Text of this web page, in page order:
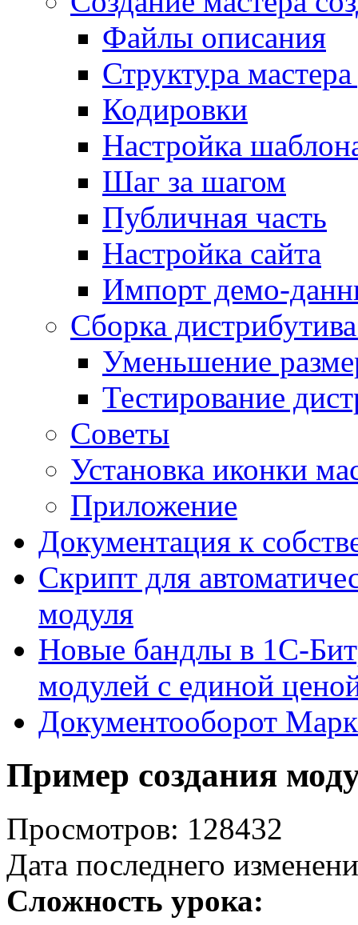
Файлы описания
Структура
Кодировки
Настройка
Шаг за шагом
Публичная часть
Настройка сайта
Импорт демо-
Сборка
Уменьшение
Тестирование
Советы
Установка иконки
Приложение
Документация к
Скрипт для
модуля
Новые бандлы в 1С-
модулей с единой
Документооборот
Пример создания
Просмотров: 128432
Дата последнего
Сложность урока: